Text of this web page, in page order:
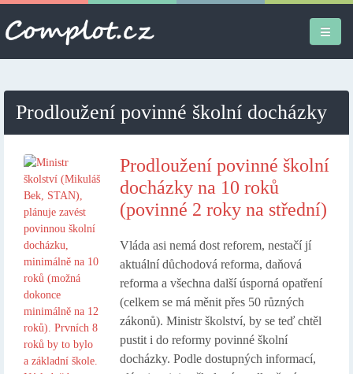
Různé
Osobní
Apple iPad
Práce
Prodloužení povinné školní docházky
Prodloužení povinné školní
docházky na 10 roků
(povinné 2 roky na střední)
Vláda asi nemá dost reforem, nestačí jí
aktuální důchodová reforma, daňová
reforma a všechna další úsporná opatření
(celkem se má měnit přes 50 různých
zákonů). Ministr školství, by se teď chtěl
pustit i do reformy povinné školní
docházky. Podle dostupných informací,